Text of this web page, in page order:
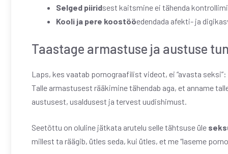
Selged piiridsest kaitsmine ei tähenda
Kooli ja pere koostööedendada afekti- ja
Taastage armastuse ja austuse
Laps, kes vaatab pornograafilist videot, ei “avasta
Talle armastusest rääkimine tähendab aga, et anname
austusest, usaldusest ja tervest uudishimust.
Seetõttu on oluline jätkata arutelu selle tähtsuse üle
millest ta räägib, ütles seda, kui ütles, et me “laseme